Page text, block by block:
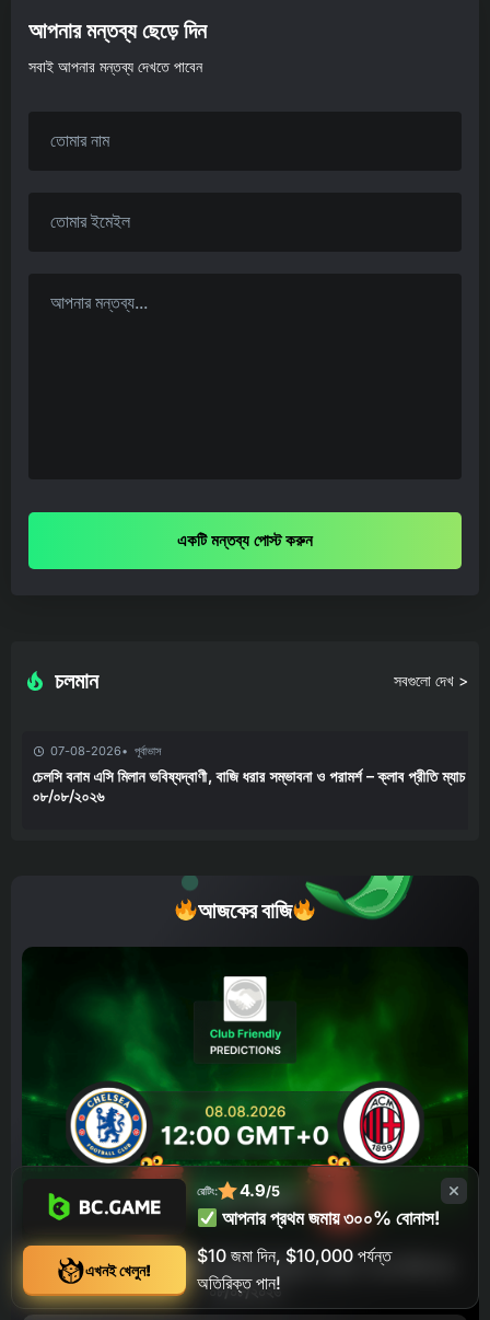
আপনার মন্তব্য ছেড়ে দিন
সবাই আপনার মন্তব্য দেখতে পাবেন
একটি মন্তব্য পোস্ট করুন
চলমান সবগুলো দেখ >
07-08-2026 পূর্বাভাস
চেলসি বনাম এসি মিলান ভবিষ্যদ্বাণী, বাজি ধরার সম্ভাবনা ও পরামর্শ – ক্লাব প্রীতি ম্যাচ
০৮/০৮/২০২৬
আজকের বাজি
চেলসি বনাম এসি মিলান ভবিষ্যদ্বাণী, বাজি ধরার সম্ভাবনা ও পরামর্শ – ক্লাব প্রীতি ম্যাচ
০৮/০৮/২০২৬
এখনই খেলুন!
রেটিং: 4.9/5
আপনার প্রথম জমায় ৩০০% বোনাস!
$10 জমা দিন, $10,000 পর্যন্ত
অতিরিক্ত পান!